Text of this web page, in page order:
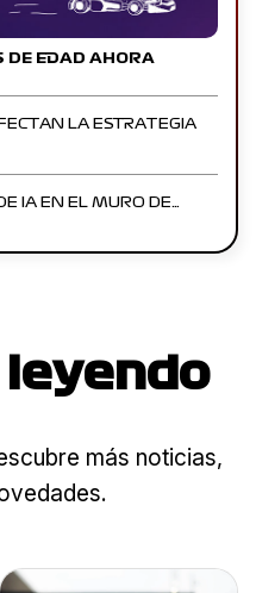
DE EDAD AHORA
LA ESTRATEGIA
IA EN EL MURO DE…
más noticias,